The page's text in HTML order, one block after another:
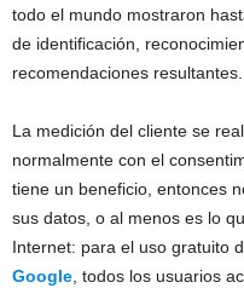
todo el mundo mostraron
de identificación,
recomendaciones resultantes.
La medición del cliente se
normalmente con el
tiene un beneficio, entonces
sus datos, o al menos es lo
Internet: para el uso gratuito
Google, todos los usuarios